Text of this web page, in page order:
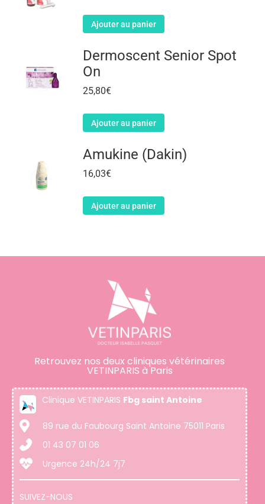
Ajouter au panier
Dermoscent Senior Spot
On
25,80€
Ajouter au panier
Amukine (Dakin)
16,03€
Ajouter au panier
Retrouvez nos deux cliniques vétérinaires
VETINPARIS à Paris
Clinique VETINPARIS Fbg saint Antoine
89 rue du Faubourg Saint Antoine 75011 Paris
01 43 07 01 06
Urgence 24h/24 7j7
SUIVEZ-NOUS